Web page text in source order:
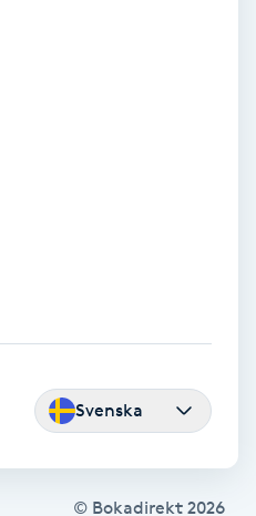
Svenska
© Bokadirekt 2026